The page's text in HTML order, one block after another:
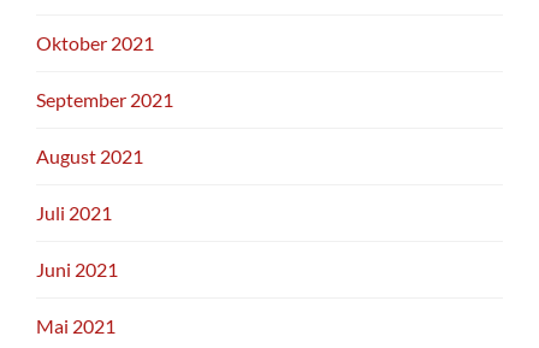
Oktober 2021
September 2021
August 2021
Juli 2021
Juni 2021
Mai 2021